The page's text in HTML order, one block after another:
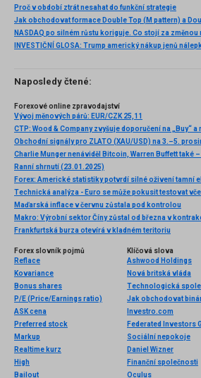
Proč v období ztrát nesahat do funkční strategie
Naposledy čtené:
Forexové online zpravodajství
Vývoj měnových párů: EUR/CZK 25,11
Ranní shrnutí (23.01.2025)
Forex: Americké statistiky potvrdí silné oživení tamní
Maďarská inflace v červnu zůstala pod kontrolou
Makro: Výrobní sektor Číny zůstal od března v
Frankfurtská burza otevírá v kladném teritoriu
Forex slovník pojmů
Reflace
Kovariance
Bonus shares
P/E (Price/Earnings ratio)
ASK cena
Preferred stock
Markup
Realtime kurz
High
Bailout
Klíčová slova
Ashwood Holdings
Nová britská vláda
Technologická
Jak obchodovat
Investro.com
Sociální nepokoje
Daniel Wizner
Finanční společnosti
Oculus